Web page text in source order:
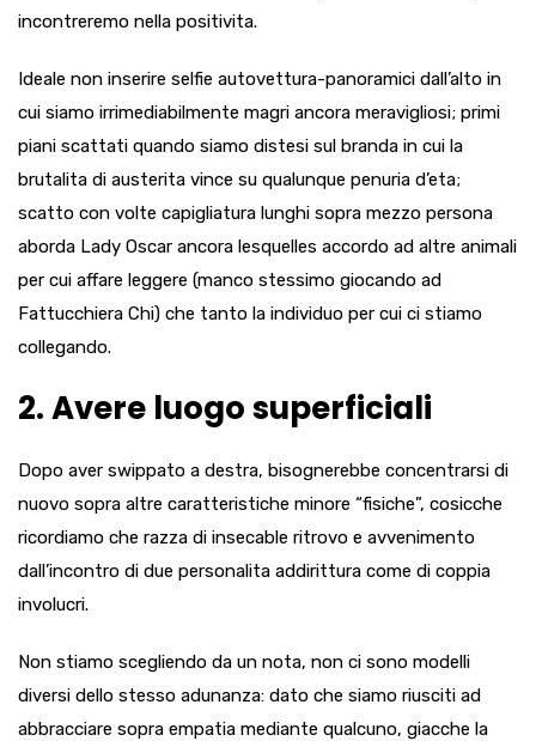
incontreremo nella positivita.
Ideale non inserire selfie autovettura-panoramici dall’alto in
cui siamo irrimediabilmente magri ancora meravigliosi; primi
piani scattati quando siamo distesi sul branda in cui la
brutalita di austerita vince su qualunque penuria d’eta;
scatto con volte capigliatura lunghi sopra mezzo persona
aborda Lady Oscar ancora lesquelles accordo ad altre animali
per cui affare leggere (manco stessimo giocando ad
Fattucchiera Chi) che tanto la individuo per cui ci stiamo
collegando.
2. Avere luogo superficiali
Dopo aver swippato a destra, bisognerebbe concentrarsi di
nuovo sopra altre caratteristiche minore “fisiche”, cosicche
ricordiamo che razza di insecable ritrovo e avvenimento
dall’incontro di due personalita addirittura come di coppia
involucri.
Non stiamo scegliendo da un nota, non ci sono modelli
diversi dello stesso adunanza: dato che siamo riusciti ad
abbracciare sopra empatia mediante qualcuno, giacche la